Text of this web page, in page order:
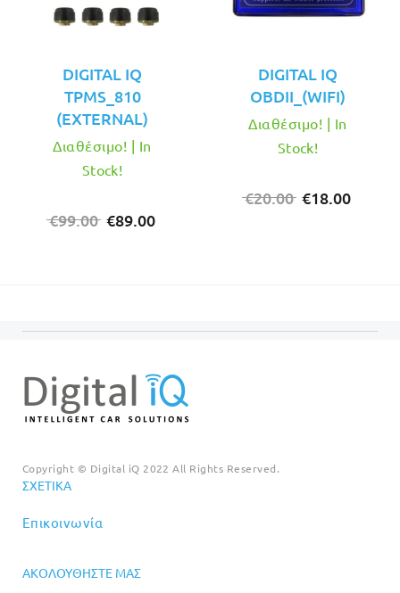
DIGITAL IQ
TPMS_810
(EXTERNAL)
€99.00 Original
€89.00
Διαθέσιμο! | In
Stock!
DIGITAL IQ
OBDII_(WIFI)
€20.00 Original
€18.00
Διαθέσιμο! | In
Stock!
Copyright © Digital iQ 2022 All Rights Reserved.
ΣΧΕΤΙΚΆ
Επικοινωνία
ΑΚΟΛΟΥΘΉΣΤΕ ΜΑΣ